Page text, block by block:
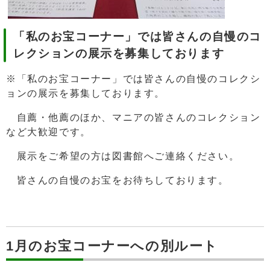
「私のお宝コーナー」では皆さんの自慢のコ
レクションの展示を募集しております
※「私のお宝コーナー」では皆さんの自慢のコレクシ
ョンの展示を募集しております。
自薦・他薦のほか、マニアの皆さんのコレクション
など大歓迎です。
展示をご希望の方は図書館へご連絡ください。
皆さんの自慢のお宝をお待ちしております。
1月のお宝コーナーへの別ルート